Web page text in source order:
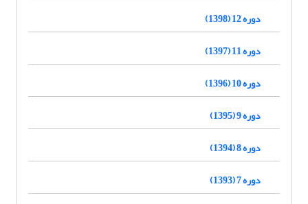
دوره 12 (1398)
دوره 11 (1397)
دوره 10 (1396)
دوره 9 (1395)
دوره 8 (1394)
دوره 7 (1393)